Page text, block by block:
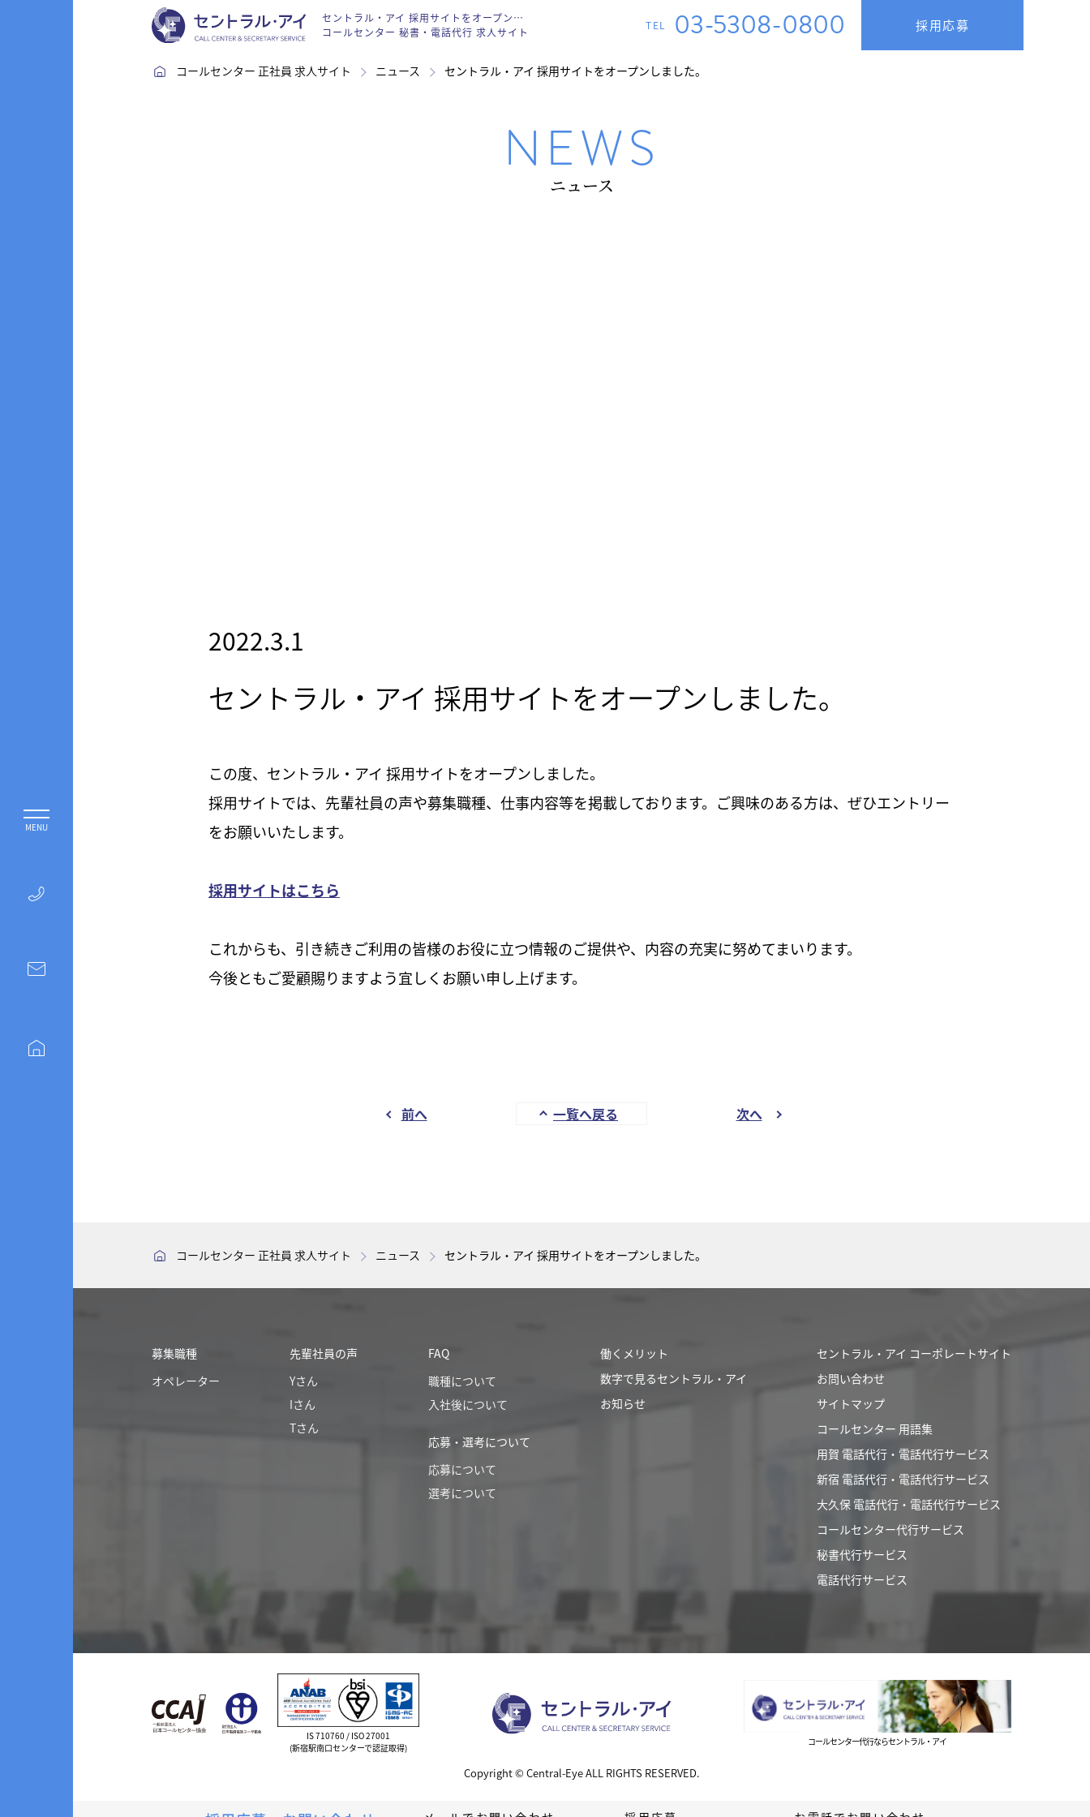
セントラル・アイ 採用サイトをオープンしました。 | ニュース
コールセンター 秘書・電話代行 求人サイト
TEL 03-5308-0800 採用応募
コールセンター 正社員 求人サイト ニュース セントラル・アイ 採用サイトをオープンしました。
NEWS
ニュース
2022.3.1
セントラル・アイ 採用サイトをオープンしました。
この度、セントラル・アイ 採用サイトをオープンしました。
採用サイトでは、先輩社員の声や募集職種、仕事内容等を掲載しております。ご興味のある方は、ぜひエントリー
をお願いいたします。
採用サイトはこちら
これからも、引き続きご利用の皆様のお役に立つ情報のご提供や、内容の充実に努めてまいります。
今後ともご愛顧賜りますよう宜しくお願い申し上げます。
前へ 一覧へ戻る 次へ
コールセンター 正社員 求人サイト ニュース セントラル・アイ 採用サイトをオープンしました。
募集職種
オペレーター
先輩社員の声
Yさん
Iさん
Tさん
FAQ
職種について
入社後について
応募・選考について
応募について
選考について
働くメリット
数字で見るセントラル・アイ
お知らせ
セントラル・アイ コーポレートサイト
お問い合わせ
サイトマップ
コールセンター 用語集
用賀 電話代行・電話代行サービス
新宿 電話代行・電話代行サービス
大久保 電話代行・電話代行サービス
コールセンター代行サービス
秘書代行サービス
電話代行サービス
IS 710760 / ISO 27001
(新宿駅南口センターで認証取得)
コールセンター代行ならセントラル・アイ
Copyright © Central-Eye ALL RIGHTS RESERVED.